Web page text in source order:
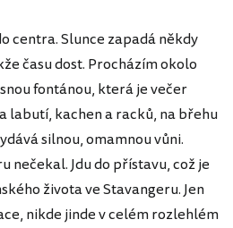
centra. Slunce zapadá někdy
času dost. Procházím okolo
fontánou, která je večer
labutí, kachen a racků, na břehu
silnou, omamnou vůni.
nečekal. Jdu do přístavu, což je
života ve Stavangeru. Jen
nikde jinde v celém rozlehlém